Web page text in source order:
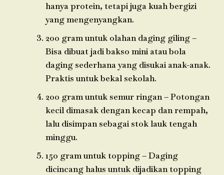
hanya protein, tetapi juga kuah bergizi
yang mengenyangkan.
200 gram untuk olahan daging giling –
Bisa dibuat jadi bakso mini atau bola
daging sederhana yang disukai anak-anak.
Praktis untuk bekal sekolah.
200 gram untuk semur ringan – Potongan
kecil dimasak dengan kecap dan rempah,
lalu disimpan sebagai stok lauk tengah
minggu.
150 gram untuk topping – Daging
dicincang halus untuk dijadikan topping